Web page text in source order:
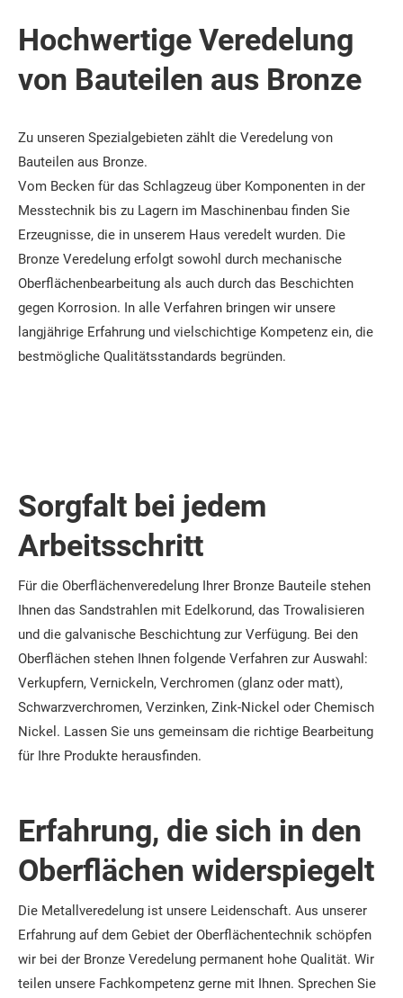
Hochwertige Veredelung
von Bauteilen aus Bronze
Zu unseren Spezialgebieten zählt die Veredelung von
Bauteilen aus Bronze.
Vom Becken für das Schlagzeug über Komponenten in der
Messtechnik bis zu Lagern im Maschinenbau finden Sie
Erzeugnisse, die in unserem Haus veredelt wurden. Die
Bronze Veredelung erfolgt sowohl durch mechanische
Oberflächenbearbeitung als auch durch das Beschichten
gegen Korrosion. In alle Verfahren bringen wir unsere
langjährige Erfahrung und vielschichtige Kompetenz ein, die
bestmögliche Qualitätsstandards begründen.
Sorgfalt bei jedem
Arbeitsschritt
Für die Oberflächenveredelung Ihrer Bronze Bauteile stehen
Ihnen das Sandstrahlen mit Edelkorund, das Trowalisieren
und die galvanische Beschichtung zur Verfügung. Bei den
Oberflächen stehen Ihnen folgende Verfahren zur Auswahl:
Verkupfern, Vernickeln, Verchromen (glanz oder matt),
Schwarzverchromen, Verzinken, Zink-Nickel oder Chemisch
Nickel. Lassen Sie uns gemeinsam die richtige Bearbeitung
für Ihre Produkte herausfinden.
Erfahrung, die sich in den
Oberflächen widerspiegelt
Die Metallveredelung ist unsere Leidenschaft. Aus unserer
Erfahrung auf dem Gebiet der Oberflächentechnik schöpfen
wir bei der Bronze Veredelung permanent hohe Qualität. Wir
teilen unsere Fachkompetenz gerne mit Ihnen. Sprechen Sie